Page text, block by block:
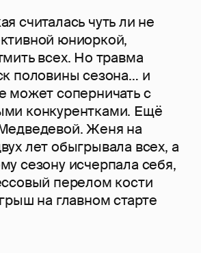
считалась чуть ли не
юниоркой,
всех. Но травма
половины сезона… и
может соперничать с
конкурентками. Ещё
Женя на
лет обыгрывала всех, а
сезону исчерпала себя,
перелом кости
на главном старте